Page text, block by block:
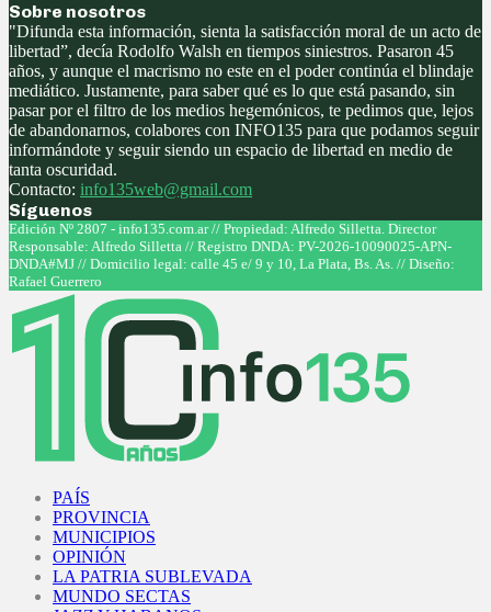
Sobre nosotros
"Difunda esta información, sienta la satisfacción moral de un acto de
libertad”, decía Rodolfo Walsh en tiempos siniestros. Pasaron 45
años, y aunque el macrismo no este en el poder continúa el blindaje
mediático. Justamente, para saber qué es lo que está pasando, sin
pasar por el filtro de los medios hegemónicos, te pedimos que, lejos
de abandonarnos, colabores con INFO135 para que podamos seguir
informándote y seguir siendo un espacio de libertad en medio de
tanta oscuridad.
Contacto: info135web@gmail.com
Síguenos
Facebook
Twitter
Instagram
Youtube
Edición Nº 2807 - info135.com.ar // Propiedad: Alfredo Silletta. Director
Responsable: Alfredo Silletta // Registro DNDA: PV-2026-10090025-APN-
DNDA#MJ // Domicilio legal: calle 45 e/ 9 y 10, La Plata, Bs. As. // Diseño:
Rafael Guerrero
PAÍS
PROVINCIA
MUNICIPIOS
OPINIÓN
LA PATRIA SUBLEVADA
MUNDO SECTAS